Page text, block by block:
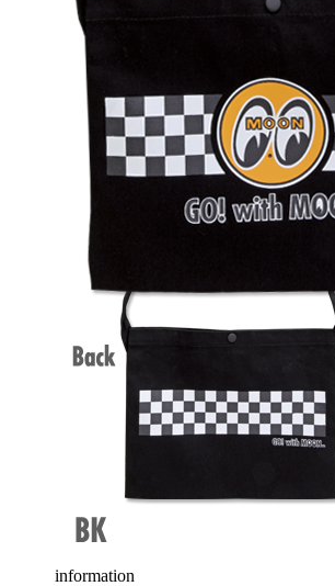
information